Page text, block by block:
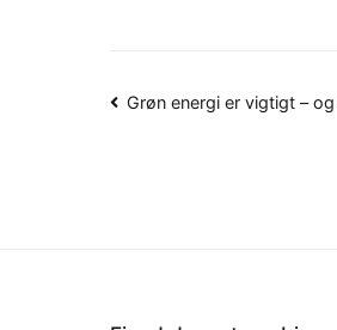
Grøn energi er vigtigt –